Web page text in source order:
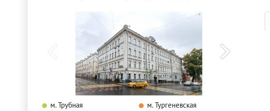
м. Трубная м. Тургеневская